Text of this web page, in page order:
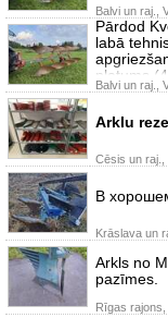
Balvi un raj.,
Pārdod
labā
platums
Balvi un raj.,
Arklu
Cēsis un raj.,
В
Krāslava un
Arkls no
pazīmes.
Rīgas rajons,